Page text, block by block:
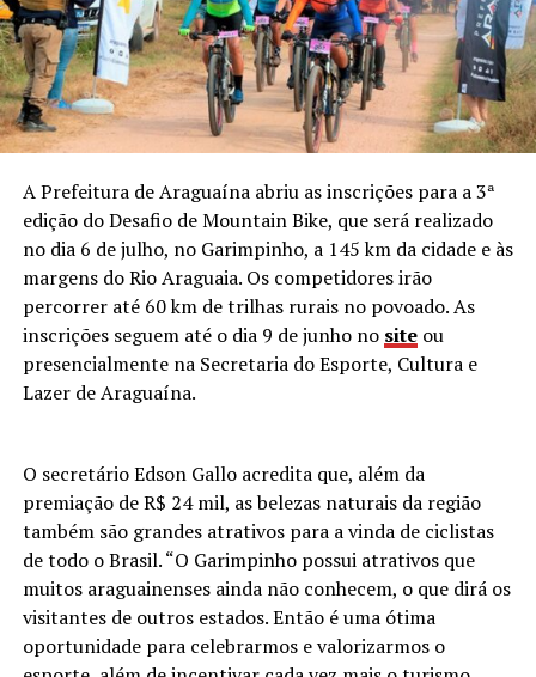
A Prefeitura de Araguaína abriu as inscrições para a 3ª
edição do Desafio de Mountain Bike, que será realizado
no dia 6 de julho, no Garimpinho, a 145 km da cidade e às
margens do Rio Araguaia. Os competidores irão
percorrer até 60 km de trilhas rurais no povoado. As
inscrições seguem até o dia 9 de junho no site ou
presencialmente na Secretaria do Esporte, Cultura e
Lazer de Araguaína.
O secretário Edson Gallo acredita que, além da
premiação de R$ 24 mil, as belezas naturais da região
também são grandes atrativos para a vinda de ciclistas
de todo o Brasil. “O Garimpinho possui atrativos que
muitos araguainenses ainda não conhecem, o que dirá os
visitantes de outros estados. Então é uma ótima
oportunidade para celebrarmos e valorizarmos o